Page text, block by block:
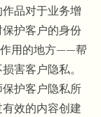
品对于业务增
护客户的身份
用的地方——帮
害客户隐私。
护客户隐私所
效的内容创建